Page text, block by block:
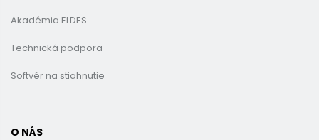
Akadémia ELDES
Technická podpora
Softvér na stiahnutie
O NÁS